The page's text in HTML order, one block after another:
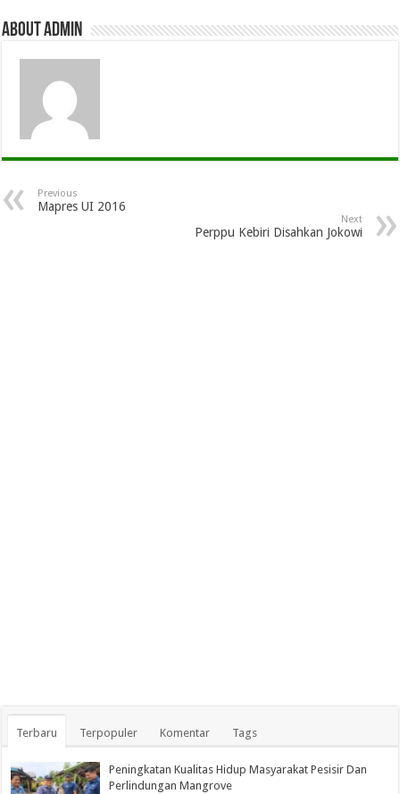
About admin
Previous
Mapres UI 2016
Next
Perppu Kebiri Disahkan Jokowi
Terbaru Terpopuler Komentar Tags
Peningkatan Kualitas Hidup Masyarakat Pesisir Dan
Perlindungan Mangrove